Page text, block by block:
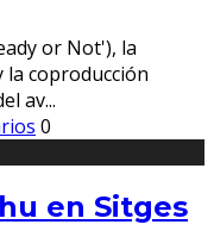
or Not'), la
la coproducción
av...
0
en Sitges